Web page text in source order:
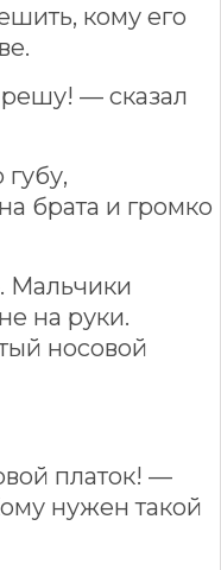
кому его
— сказал
брата и громко
Мальчики
на руки.
носовой
платок! —
нужен такой